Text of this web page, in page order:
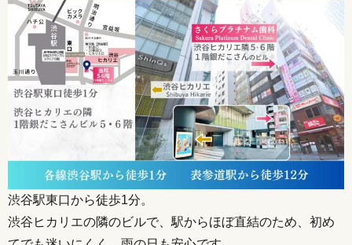
渋谷駅東口から徒歩1分。
渋谷ヒカリエの隣のビルで、駅からほぼ直結のため、初め